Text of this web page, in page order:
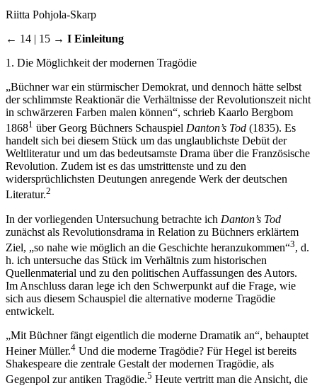
Riitta Pohjola-Skarp
← 14 | 15 → I Einleitung
1. Die Möglichkeit der modernen Tragödie
„Büchner war ein stürmischer Demokrat, und dennoch hätte selbst
der schlimmste Reaktionär die Verhältnisse der Revolutionszeit nicht
in schwärzeren Farben malen können“, schrieb Kaarlo Bergbom
18681 über Georg Büchners Schauspiel Danton’s Tod (1835). Es
handelt sich bei diesem Stück um das unglaublichste Debüt der
Weltliteratur und um das bedeutsamste Drama über die Französische
Revolution. Zudem ist es das umstrittenste und zu den
widersprüchlichsten Deutungen anregende Werk der deutschen
Literatur.2
In der vorliegenden Untersuchung betrachte ich Danton’s Tod
zunächst als Revolutionsdrama in Relation zu Büchners erklärtem
Ziel, „so nahe wie möglich an die Geschichte heranzukommen“3, d.
h. ich untersuche das Stück im Verhältnis zum historischen
Quellenmaterial und zu den politischen Auffassungen des Autors.
Im Anschluss daran lege ich den Schwerpunkt auf die Frage, wie
sich aus diesem Schauspiel die alternative moderne Tragödie
entwickelt.
„Mit Büchner fängt eigentlich die moderne Dramatik an“, behauptet
Heiner Müller.4 Und die moderne Tragödie? Für Hegel ist bereits
Shakespeare die zentrale Gestalt der modernen Tragödie, als
Gegenpol zur antiken Tragödie.5 Heute vertritt man die Ansicht, die